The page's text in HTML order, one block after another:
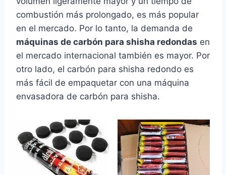
combustión más prolongado, es más popular
en el mercado. Por lo tanto, la demanda de
máquinas de carbón para shisha redondas en
el mercado internacional también es mayor. Por
otro lado, el carbón para shisha redondo es
más fácil de empaquetar con una máquina
envasadora de carbón para shisha.